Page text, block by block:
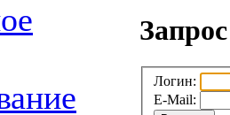
Логин:
E-Mail: